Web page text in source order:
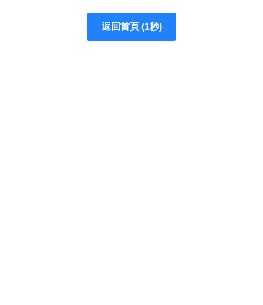
返回首頁 (1秒)